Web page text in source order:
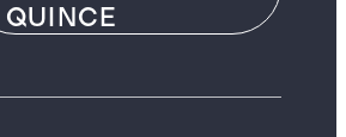
QUINCE